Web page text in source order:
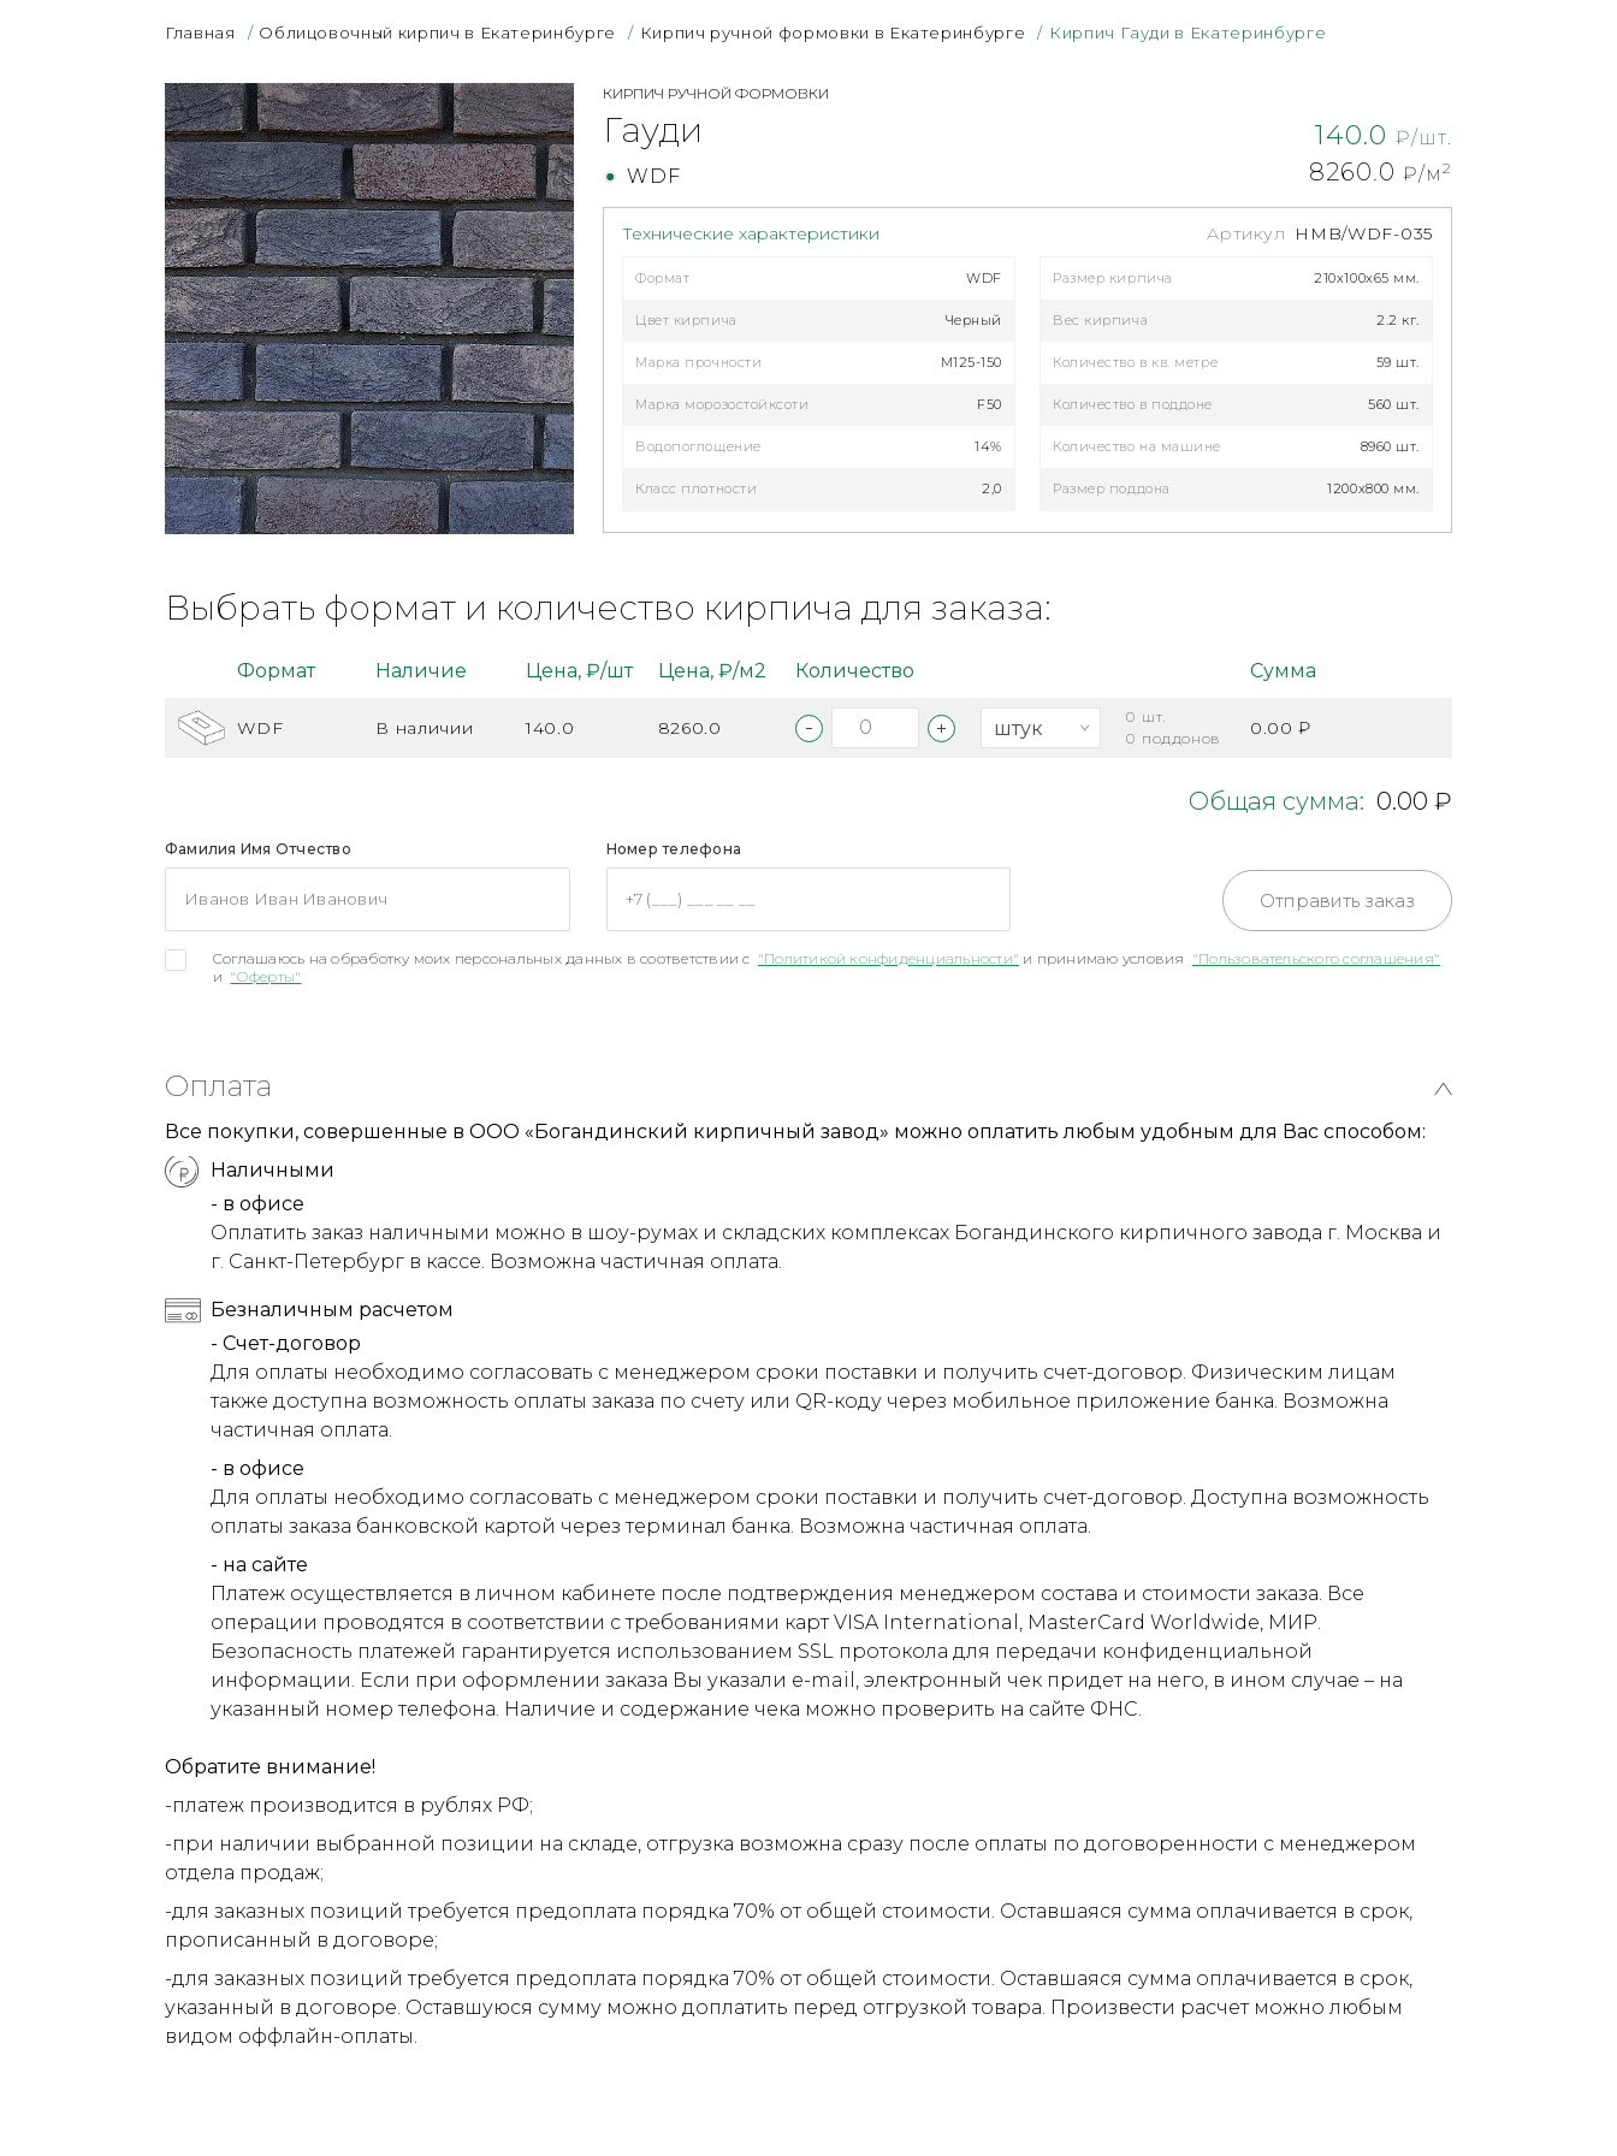
Главная / Облицовочный кирпич в Екатеринбурге / Кирпич ручной формовки в Екатеринбурге / Кирпич Гауди в Екатеринбурге
КИРПИЧ РУЧНОЙ ФОРМОВКИ
Гауди 140.0 ₽/шт.
8260.0 ₽/м 2
WDF
Технические характеристики Артикул HMB/WDF-035
Формат WDF
Цвет кирпича Черный
Марка прочности М125-150
Марка морозостойксоти F50
Водопоглощение 14%
Класс плотности 2,0
Размер кирпича 210x100x65 мм.
Вес кирпича 2.2 кг.
Количество в кв. метре 59 шт.
Количество в поддоне 560 шт.
Количество на машине 8960 шт.
Размер поддона 1200х800 мм.
Выбрать формат и количество кирпича для заказа:
Формат Наличие Цена, ₽/шт Цена, ₽/м2 Количество Сумма
WDF В наличии 140.0 8260.0 0 шт.
0 поддонов 0.00 ₽
Общая сумма: 0.00 ₽
Фамилия Имя Отчество Номер телефона
Отправить заказ
Соглашаюсь на обработку моих персональных данных в соответствии с "Политикой конфиденциальности" и принимаю условия "Пользовательского соглашения"
и "Оферты"
Оплата
Все покупки, совершенные в ООО «Богандинский кирпичный завод» можно оплатить любым удобным для Вас способом:
Наличными
- в офисе
Оплатить заказ наличными можно в шоу-румах и складских комплексах Богандинского кирпичного завода г. Москва и
г. Санкт-Петербург в кассе. Возможна частичная оплата.
Безналичным расчетом
- Счет-договор
Для оплаты необходимо согласовать с менеджером сроки поставки и получить счет-договор. Физическим лицам
также доступна возможность оплаты заказа по счету или QR-коду через мобильное приложение банка. Возможна
частичная оплата.
- в офисе
Для оплаты необходимо согласовать с менеджером сроки поставки и получить счет-договор. Доступна возможность
оплаты заказа банковской картой через терминал банка. Возможна частичная оплата.
- на сайте
Платеж осуществляется в личном кабинете после подтверждения менеджером состава и стоимости заказа. Все
операции проводятся в соответствии с требованиями карт VISA International, MasterCard Worldwide, МИР.
Безопасность платежей гарантируется использованием SSL протокола для передачи конфиденциальной
информации. Если при оформлении заказа Вы указали e-mail, электронный чек придет на него, в ином случае – на
указанный номер телефона. Наличие и содержание чека можно проверить на сайте ФНС.
Обратите внимание!
-платеж производится в рублях РФ;
-при наличии выбранной позиции на складе, отгрузка возможна сразу после оплаты по договоренности с менеджером
отдела продаж;
-для заказных позиций требуется предоплата порядка 70% от общей стоимости. Оставшаяся сумма оплачивается в срок,
прописанный в договоре;
-для заказных позиций требуется предоплата порядка 70% от общей стоимости. Оставшаяся сумма оплачивается в срок,
указанный в договоре. Оставшуюся сумму можно доплатить перед отгрузкой товара. Произвести расчет можно любым
видом оффлайн-оплаты.